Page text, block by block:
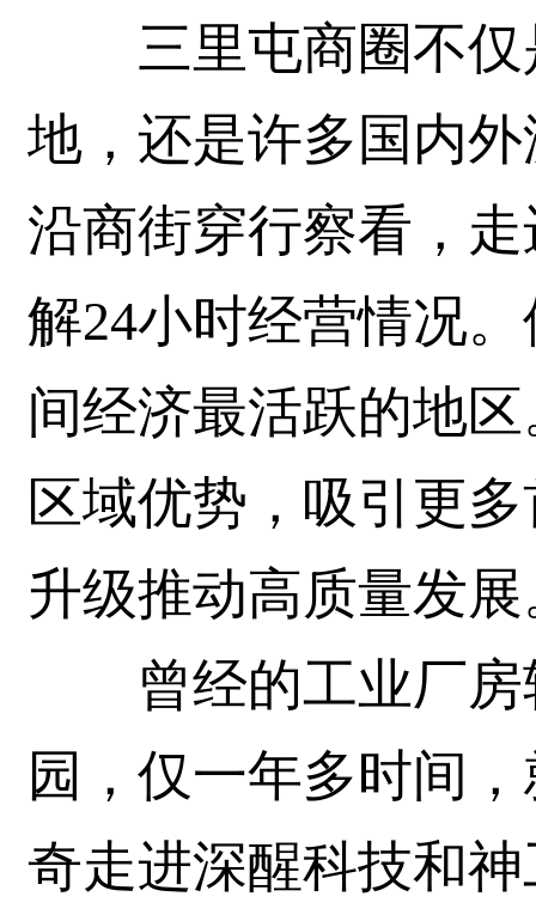
三里屯商圈不仅
地，还是许多国内
沿商街穿行察看，
解24小时经营情况
间经济最活跃的地
区域优势，吸引更
升级推动高质量发展
曾经的工业厂房
园，仅一年多时间
奇走进深醒科技和